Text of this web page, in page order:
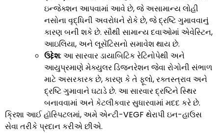
ઇન્જેક્શન આપવામાં આવે છે, જે અસામાન્ય લોહી
નસોના વૃદ્ધિની અવરોધને રોકે છે, જે દ્રષ્ટિ ગુમાવવાનું
કારણ બની શકે છે. સૌથી સામાન્ય દવાઓમાં એવેસ્ટિન,
આઇલિયા, અને લૂસેંટિસનો સમાવેશ થાય છે.
ઉદ્દેશ: આ સારવાર ડાયાબિટિક રેટિનોપેથી અને
આયુપ્રમાણે મેક્યુલર ડિજનરેશન જેવા રોગોની સંભાળ
માટે અસરકારક છે, કારણ કે તે ફૂલો, રક્તસ્ત્રાવ અને
દ્રષ્ટિ ગુમાવાને ઘટાડે છે. આ સારવાર દ્રષ્ટિને સ્થિર
બનાવવામાં અને કેટલીકવાર સુધારવામાં મદદ કરે છે.
ક્રિશા આઈ હૉસ્પિટલમાં, અમે એન્ટી-VEGF થેરાપી ઇન-હાઉસ
સેવા તરીકે પ્રદાન કરીએ છીએ.